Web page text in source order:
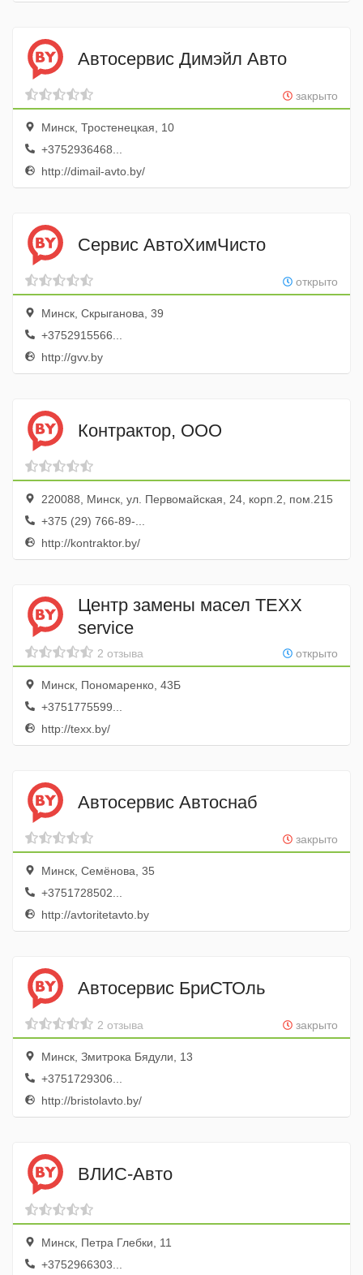
Автосервис Димэйл Авто
закрыто
Минск, Тростенецкая, 10
+3752936468...
http://dimail-avto.by/
Сервис АвтоХимЧисто
открыто
Минск, Скрыганова, 39
+3752915566...
http://gvv.by
Контрактор, ООО
220088, Минск, ул. Первомайская, 24, корп.2, пом.215
+375 (29) 766-89-...
http://kontraktor.by/
Центр замены масел TEXX
service
открыто
2 отзыва
Минск, Пономаренко, 43Б
+3751775599...
http://texx.by/
Автосервис Автоснаб
закрыто
Минск, Семёнова, 35
+3751728502...
http://avtoritetavto.by
Автосервис БриСТОль
закрыто
2 отзыва
Минск, Змитрока Бядули, 13
+3751729306...
http://bristolavto.by/
ВЛИС-Авто
Минск, Петра Глебки, 11
+3752966303...